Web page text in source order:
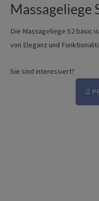
Massageliege
Die Massageliege S2 basic
von Eleganz und
Sie sind interessiert?